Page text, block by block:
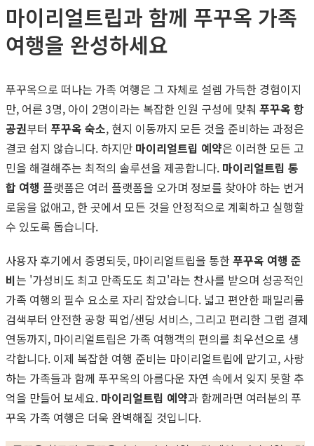
마이리얼트립과 함께 푸꾸옥 가족
여행을 완성하세요
푸꾸옥으로 떠나는 가족 여행은 그 자체로 설렘 가득한 경험이지
만, 어른 3명, 아이 2명이라는 복잡한 인원 구성에 맞춰 푸꾸옥 항
공권부터 푸꾸옥 숙소, 현지 이동까지 모든 것을 준비하는 과정은
결코 쉽지 않습니다. 하지만 마이리얼트립 예약은 이러한 모든 고
민을 해결해주는 최적의 솔루션을 제공합니다. 마이리얼트립 통
합 여행 플랫폼은 여러 플랫폼을 오가며 정보를 찾아야 하는 번거
로움을 없애고, 한 곳에서 모든 것을 안정적으로 계획하고 실행할
수 있도록 돕습니다.
사용자 후기에서 증명되듯, 마이리얼트립을 통한푸꾸옥 여행 준
비는 '가성비도 최고 만족도도 최고'라는 찬사를 받으며 성공적인
가족 여행의 필수 요소로 자리 잡았습니다. 넓고 편안한 패밀리룸
검색부터 안전한 공항 픽업/샌딩 서비스, 그리고 편리한 그랩 결제
연동까지, 마이리얼트립은 가족 여행객의 편의를 최우선으로 생
각합니다. 이제 복잡한 여행 준비는 마이리얼트립에 맡기고, 사랑
하는 가족들과 함께 푸꾸옥의 아름다운 자연 속에서 잊지 못할 추
억을 만들어 보세요. 마이리얼트립 예약과 함께라면 여러분의 푸
꾸옥 가족 여행은 더욱 완벽해질 것입니다.